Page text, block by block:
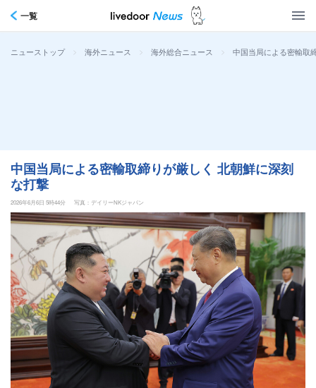
一覧
ニューストップ > 海外ニュース > 海外総合ニュース > 中国当局による密輸取
中国当局による密輸取締りが厳しく 北朝鮮に深刻
な打撃
2026年6月6日 5時44分 写真：デイリーNKジャパン